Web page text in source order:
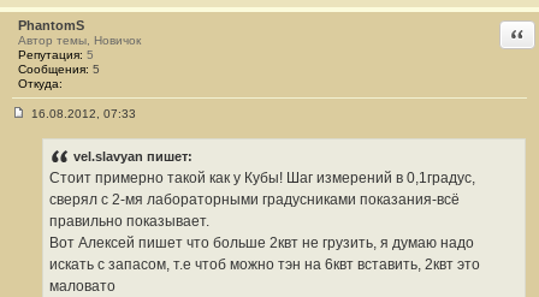
PhantomS
Автор темы, Новичок
Репутация: 5
Сообщения: 5
Откуда:
16.08.2012, 07:33
vel.slavyan пишет:
Стоит примерно такой как у Кубы! Шаг измерений в 0,1градус,
сверял с 2-мя лабораторными градусниками показания-всё
правильно показывает.
Вот Алексей пишет что больше 2квт не грузить, я думаю надо
искать с запасом, т.е чтоб можно тэн на 6квт вставить, 2квт это
маловато